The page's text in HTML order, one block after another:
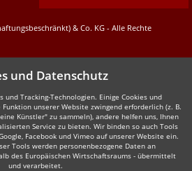
& Co. KG - Alle Rechte
und Datenschutz
und Tracking-Technologien. Einige Cookies und
unserer Website zwingend erforderlich (z. B.
Künstler" zu sammeln), andere helfen uns, Ihnen
Service zu bieten. Wir binden so auch Tools
Facebook und Vimeo auf unserer Website ein.
Tools werden personenbezogene Daten an
des Europäischen Wirtschaftsraums - übermittelt
und verarbeitet.